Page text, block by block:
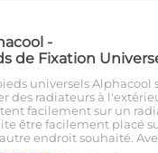
-
de Fixation
universels Alphacool
des radiateurs à
facilement sur un
être facilement placé
endroit souhaité.